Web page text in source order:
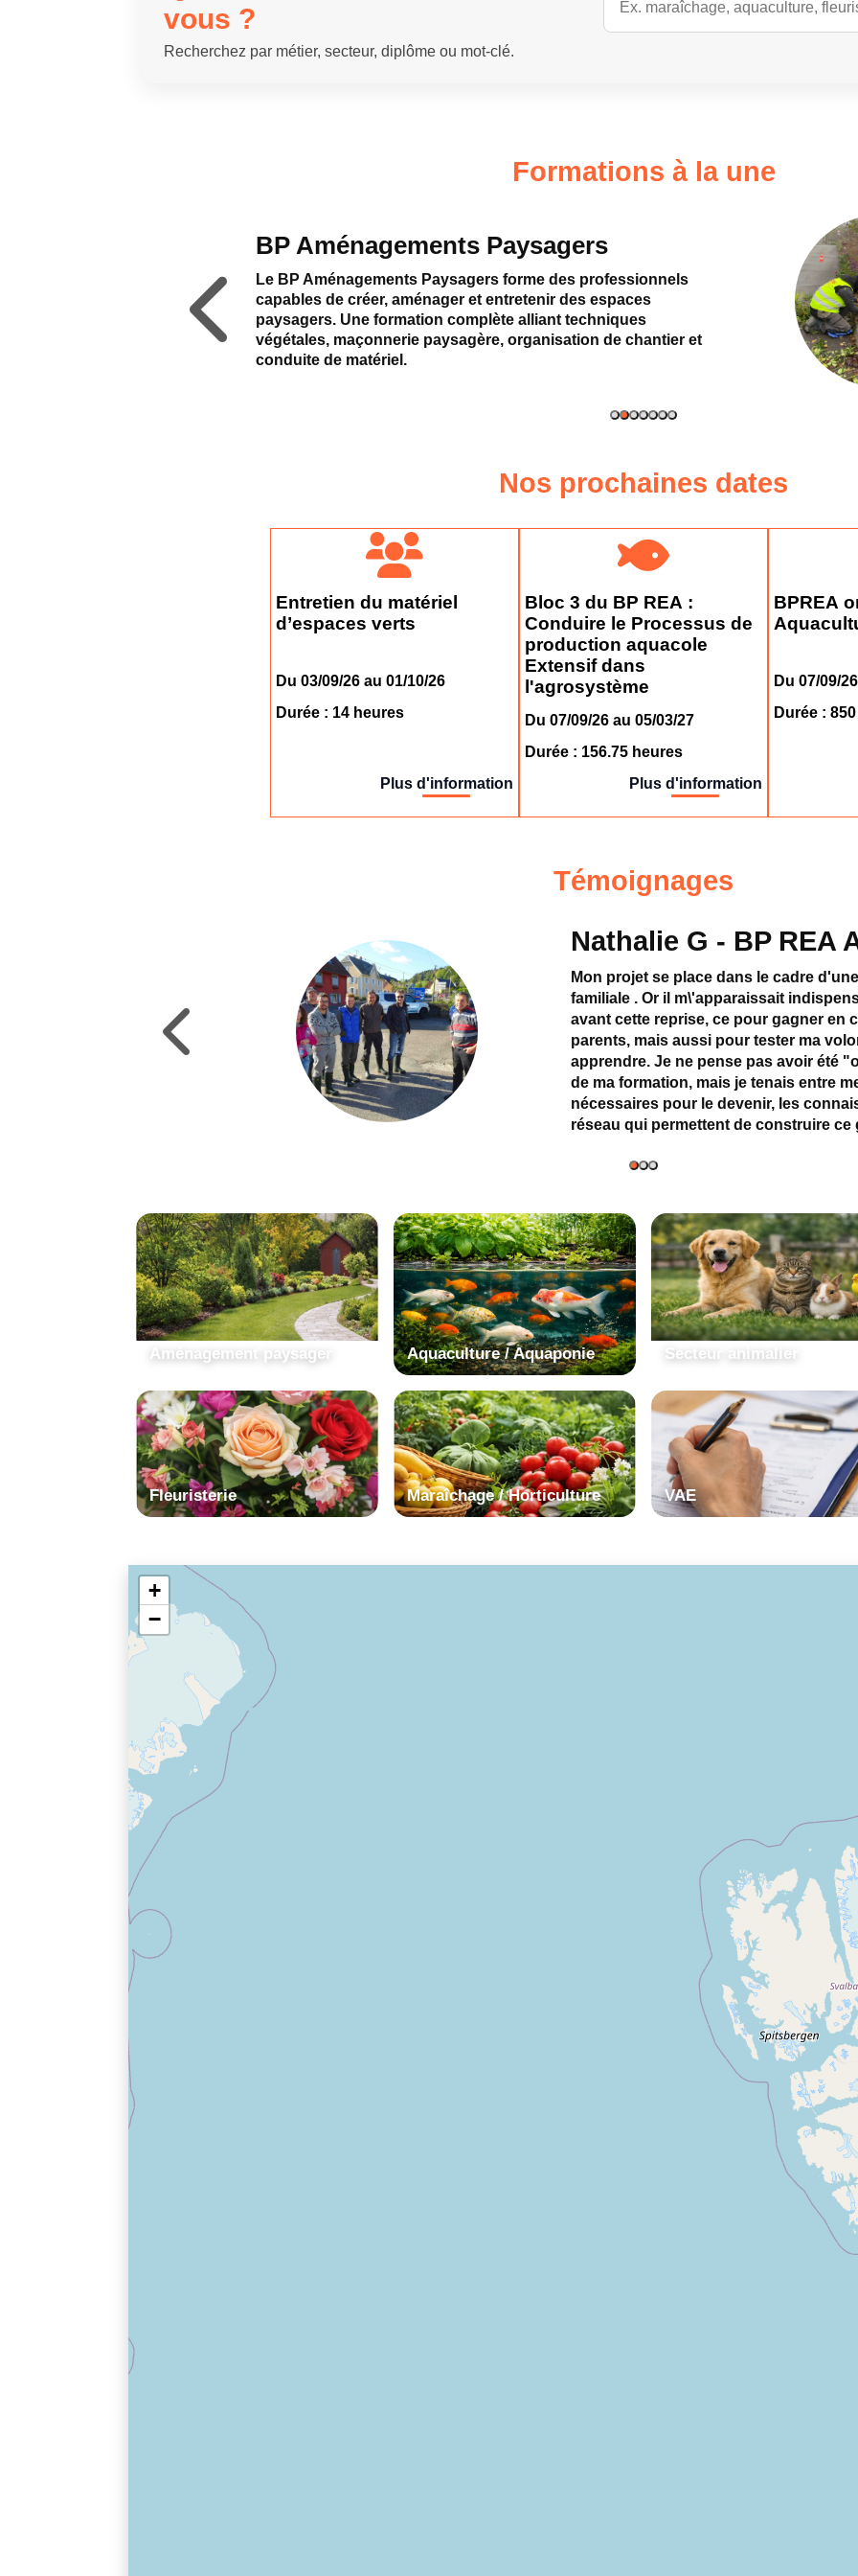
vous ?
Recherchez par métier, secteur, diplôme ou mot-clé.
Formations à la une
BP Aménagements Paysagers
Le BP Aménagements Paysagers forme des professionnels
capables de créer, aménager et entretenir des espaces
paysagers. Une formation complète alliant techniques
végétales, maçonnerie paysagère, organisation de chantier et
conduite de matériel.
Nos prochaines dates
Entretien du matériel
d’espaces verts
Du 03/09/26 au 01/10/26
Durée : 14 heures
Plus d'information
Bloc 3 du BP REA :
Conduire le Processus de
production aquacole
Extensif dans
l'agrosystème
Du 07/09/26 au 05/03/27
Durée : 156.75 heures
Plus d'information
BPREA
Du 07/09/
Durée :
Témoignages
Nathalie G - BP REA Aquaculture
Mon projet se place dans le cadre d'une reprise de structure
familiale . Or il m\'apparaissait indispensable de "voir ailleurs "
avant cette reprise, ce pour gagner en crédibilité aux yeux de me
parents, mais aussi pour tester ma volonté et surtout pour
apprendre. Je ne pense pas avoir été "opérationnelle" au sortir
de ma formation, mais je tenais entre mes mains les outils
nécessaires pour le devenir, les connaissances théoriques et le
réseau qui permettent de construire ce genre de projet.
Aménagement paysager Aquaculture / Aquaponie Secteur animalier
Fleuristerie Maraîchage / Horticulture VAE
+
−